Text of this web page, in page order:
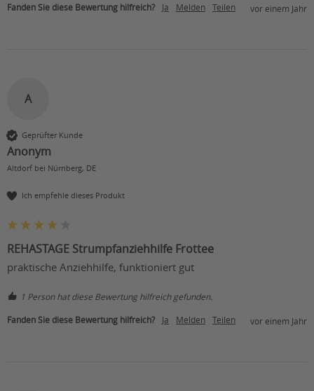
Fanden Sie diese Bewertung hilfreich? Ja Melden Teilen vor einem Jahr
A
Geprüfter Kunde
Anonym
Altdorf bei Nürnberg, DE
Ich empfehle dieses Produkt
REHASTAGE Strumpfanziehhilfe Frottee
praktische Anziehhilfe, funktioniert gut
1 Person hat diese Bewertung hilfreich gefunden.
Fanden Sie diese Bewertung hilfreich? Ja Melden Teilen vor einem Jahr